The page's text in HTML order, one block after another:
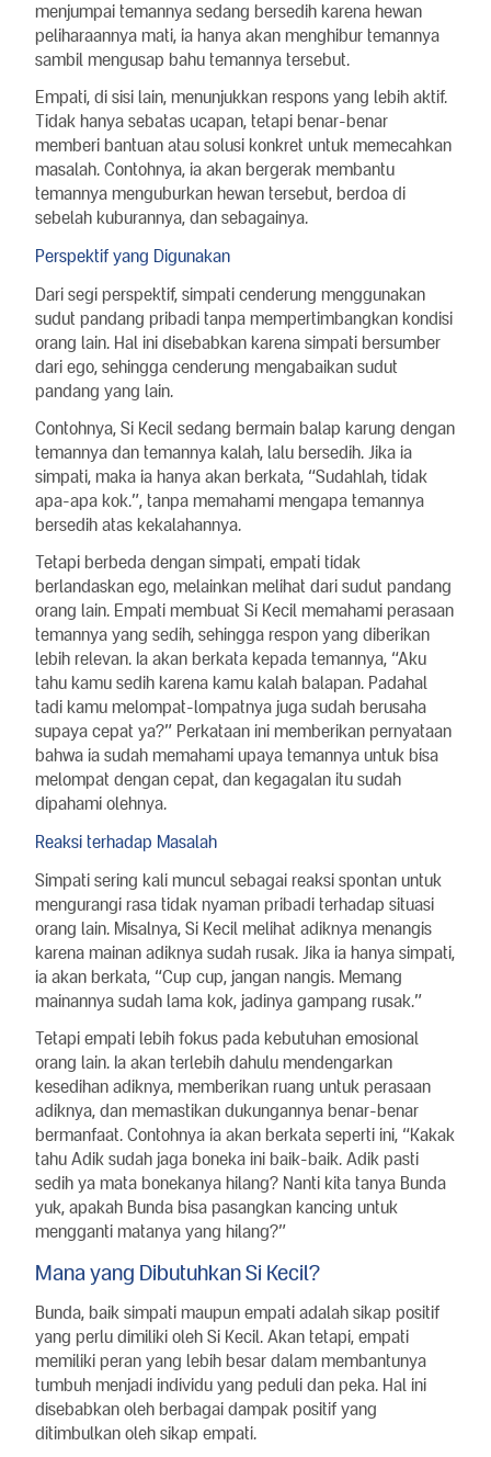
menjumpai temannya sedang bersedih karena hewan
peliharaannya mati, ia hanya akan menghibur temannya
sambil mengusap bahu temannya tersebut.
Empati, di sisi lain, menunjukkan respons yang lebih aktif.
Tidak hanya sebatas ucapan, tetapi benar-benar
memberi bantuan atau solusi konkret untuk memecahkan
masalah. Contohnya, ia akan bergerak membantu
temannya menguburkan hewan tersebut, berdoa di
sebelah kuburannya, dan sebagainya.
Perspektif yang Digunakan
Dari segi perspektif, simpati cenderung menggunakan
sudut pandang pribadi tanpa mempertimbangkan kondisi
orang lain. Hal ini disebabkan karena simpati bersumber
dari ego, sehingga cenderung mengabaikan sudut
pandang yang lain.
Contohnya, Si Kecil sedang bermain balap karung dengan
temannya dan temannya kalah, lalu bersedih. Jika ia
simpati, maka ia hanya akan berkata, “Sudahlah, tidak
apa-apa kok.”, tanpa memahami mengapa temannya
bersedih atas kekalahannya.
Tetapi berbeda dengan simpati, empati tidak
berlandaskan ego, melainkan melihat dari sudut pandang
orang lain. Empati membuat Si Kecil memahami perasaan
temannya yang sedih, sehingga respon yang diberikan
lebih relevan. Ia akan berkata kepada temannya, “Aku
tahu kamu sedih karena kamu kalah balapan. Padahal
tadi kamu melompat-lompatnya juga sudah berusaha
supaya cepat ya?” Perkataan ini memberikan pernyataan
bahwa ia sudah memahami upaya temannya untuk bisa
melompat dengan cepat, dan kegagalan itu sudah
dipahami olehnya.
Reaksi terhadap Masalah
Simpati sering kali muncul sebagai reaksi spontan untuk
mengurangi rasa tidak nyaman pribadi terhadap situasi
orang lain. Misalnya, Si Kecil melihat adiknya menangis
karena mainan adiknya sudah rusak. Jika ia hanya simpati,
ia akan berkata, “Cup cup, jangan nangis. Memang
mainannya sudah lama kok, jadinya gampang rusak.”
Tetapi empati lebih fokus pada kebutuhan emosional
orang lain. Ia akan terlebih dahulu mendengarkan
kesedihan adiknya, memberikan ruang untuk perasaan
adiknya, dan memastikan dukungannya benar-benar
bermanfaat. Contohnya ia akan berkata seperti ini, “Kakak
tahu Adik sudah jaga boneka ini baik-baik. Adik pasti
sedih ya mata bonekanya hilang? Nanti kita tanya Bunda
yuk, apakah Bunda bisa pasangkan kancing untuk
mengganti matanya yang hilang?”
Mana yang Dibutuhkan Si Kecil?
Bunda, baik simpati maupun empati adalah sikap positif
yang perlu dimiliki oleh Si Kecil. Akan tetapi, empati
memiliki peran yang lebih besar dalam membantunya
tumbuh menjadi individu yang peduli dan peka. Hal ini
disebabkan oleh berbagai dampak positif yang
ditimbulkan oleh sikap empati.